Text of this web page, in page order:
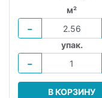
м²
−
упак.
−
В КОРЗИНУ